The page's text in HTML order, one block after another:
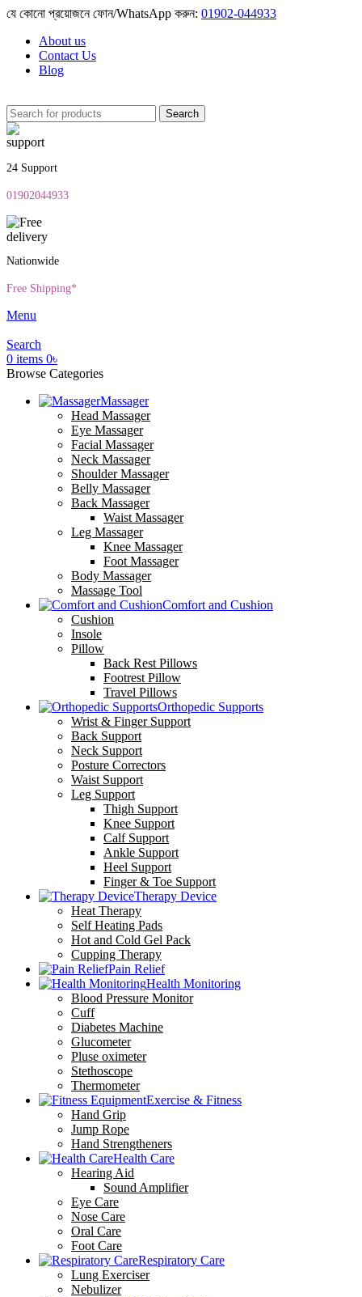
যে কোনো প্রয়োজনে ফোন/WhatsApp করুন: 01902-044933
About us
Contact Us
Blog
Search
24 Support
01902044933
Nationwide
Free Shipping*
Menu
Search
0 items 0৳
Browse Categories
Massager
Head Massager
Eye Massager
Facial Massager
Neck Massager
Shoulder Massager
Belly Massager
Back Massager
Waist Massager
Leg Massager
Knee Massager
Foot Massager
Body Massager
Massage Tool
Comfort and Cushion
Cushion
Insole
Pillow
Back Rest Pillows
Footrest Pillow
Travel Pillows
Orthopedic Supports
Wrist & Finger Support
Back Support
Neck Support
Posture Correctors
Waist Support
Leg Support
Thigh Support
Knee Support
Calf Support
Ankle Support
Heel Support
Finger & Toe Support
Therapy Device
Heat Therapy
Self Heating Pads
Hot and Cold Gel Pack
Cupping Therapy
Pain Relief
Health Monitoring
Blood Pressure Monitor
Cuff
Diabetes Machine
Glucometer
Pluse oximeter
Stethoscope
Thermometer
Exercise & Fitness
Hand Grip
Jump Rope
Hand Strengtheners
Health Care
Hearing Aid
Sound Amplifier
Eye Care
Nose Care
Oral Care
Foot Care
Respiratory Care
Lung Exerciser
Nebulizer